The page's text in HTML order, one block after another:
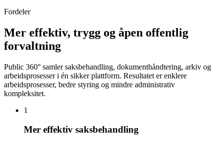
Fordeler
Mer effektiv, trygg og åpen offentlig
forvaltning
Public 360° samler saksbehandling, dokumenthåndtering, arkiv og
arbeidsprosesser i én sikker plattform. Resultatet er enklere
arbeidsprosesser, bedre styring og mindre administrativ
kompleksitet.
1
Mer effektiv saksbehandling